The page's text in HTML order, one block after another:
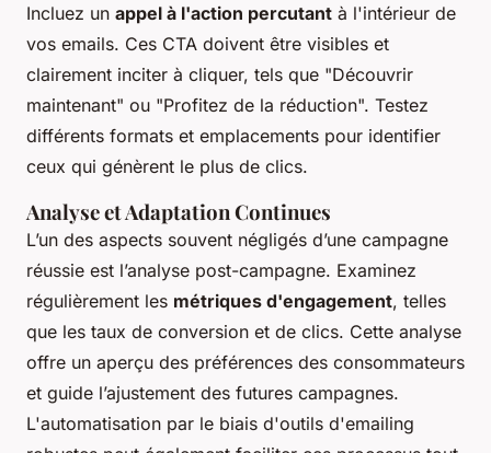
Incluez un appel à l'action percutant à l'intérieur de
vos emails. Ces CTA doivent être visibles et
clairement inciter à cliquer, tels que "Découvrir
maintenant" ou "Profitez de la réduction". Testez
différents formats et emplacements pour identifier
ceux qui génèrent le plus de clics.
Analyse et Adaptation Continues
L’un des aspects souvent négligés d’une campagne
réussie est l’analyse post-campagne. Examinez
régulièrement les métriques d'engagement, telles
que les taux de conversion et de clics. Cette analyse
offre un aperçu des préférences des consommateurs
et guide l’ajustement des futures campagnes.
L'automatisation par le biais d'outils d'emailing